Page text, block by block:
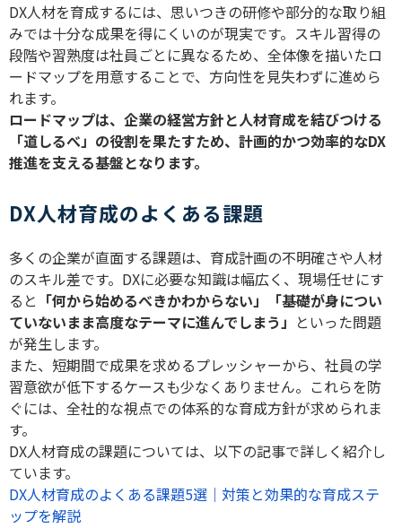
DX人材を育成するには、思いつきの研修や部分的な取り組
みでは十分な成果を得にくいのが現実です。スキル習得の
段階や習熟度は社員ごとに異なるため、全体像を描いたロ
ードマップを用意することで、方向性を見失わずに進めら
れます。
ロードマップは、企業の経営方針と人材育成を結びつける
「道しるべ」の役割を果たすため、計画的かつ効率的なDX
推進を支える基盤となります。
DX人材育成のよくある課題
多くの企業が直面する課題は、育成計画の不明確さや人材
のスキル差です。 DXに必要な知識は幅広く、現場任せにす
ると 「何から始めるべきかわからない」「基礎が身につい
ていないまま高度なテーマに進んでしまう」 といった問題
が発生します。
また、短期間で成果を求めるプレッシャーから、社員の学
習意欲が低下するケースも少なくありません。これらを防
ぐには、全社的な視点での体系的な育成方針が求められま
す。
DX人材育成の課題については、以下の記事で詳しく紹介し
ています。
DX人材育成のよくある課題5選｜対策と効果的な育成ステ
ップを解説